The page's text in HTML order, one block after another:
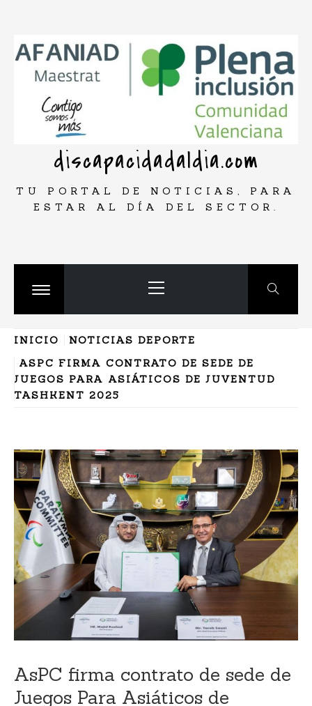
contenido
discapacidadaldia.com
TU PORTAL DE NOTICIAS, PARA
ESTAR AL DÍA DEL SECTOR.
Cambiar
principal
INICIO
NOTICIAS DEPORTE
ASPC FIRMA CONTRATO DE SEDE DE
JUEGOS PARA ASIÁTICOS DE JUVENTUD
TASHKENT 2025
AsPC firma contrato de sede de
Juegos Para Asiáticos de